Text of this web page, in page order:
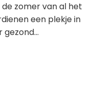
zomer van al het
een plekje in
gezond…